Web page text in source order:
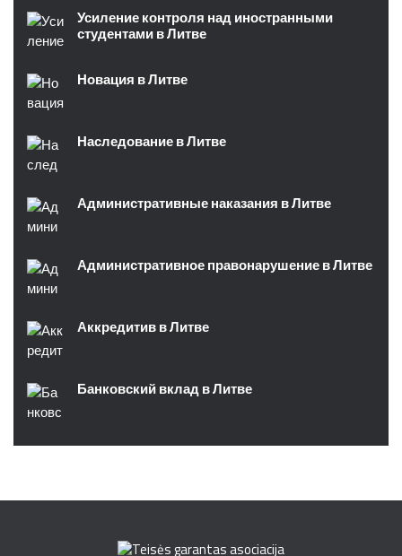
Усиление контроля над иностранными
студентами в Литве
Новация в Литве
Наследование в Литве
Административные наказания в Литве
Административное правонарушение в Литве
Аккредитив в Литве
Банковский вклад в Литве